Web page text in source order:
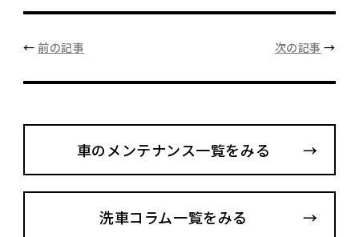
← 前の記事 次の記事 →
車のメンテナンス一覧をみる
洗車コラム一覧をみる